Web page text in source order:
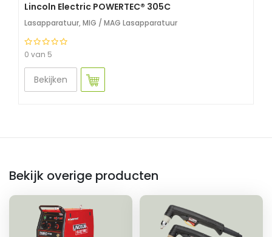
Lincoln Electric POWERTEC® 305C
Lasapparatuur, MIG / MAG Lasapparatuur
0 van 5
Bekijken
Bekijk overige producten